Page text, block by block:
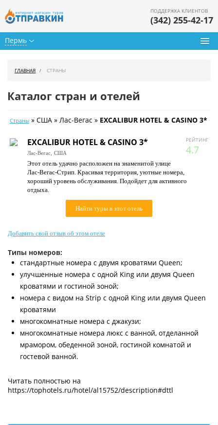
Пермь
ПОДДЕРЖКА КЛИЕНТОВ
(342) 255-42-17
Календарь туров
Цены дня
Страны
Как купить
ГЛАВНАЯ СТРАНЫ
Каталог стран и отелей
Страны » США » Лас-Вегас » EXCALIBUR HOTEL & CASINO 3*
РЕЙТИНГ
4.7
EXCALIBUR HOTEL & CASINO 3*
Лас-Вегас, США
Этот отель удачно расположен на знаменитой улице
Лас-Вегас-Стрип. Красивая территория, уютные номера,
хороший уровень обслуживания. Подойдет для активного
отдыха.
Найти туры в этот отель
Добавить свой отзыв об этом отеле
Типы номеров:
стандартные номера с двумя кроватями Queen;
улучшенные номера с одной King или двумя Queen
кроватями и гостиной зоной;
номера с видом на Strip с одной King или двумя Queen
кроватями
многокомнатные номера с джакузи;
многокомнатные номера люкс с ванной, отделанной
мрамором, обеденной зоной, гостиной комнатой и
гостевой ванной.
Читать полностью на
https://tophotels.ru/hotel/al15752/description#dttl